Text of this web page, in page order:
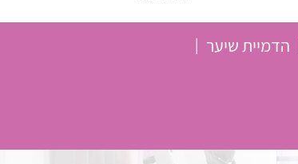
הדמיית שיער